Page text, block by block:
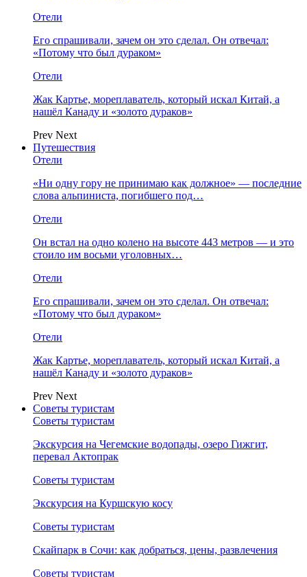
Отели
Его спрашивали, зачем он это сделал. Он отвечал:
«Потому что был дураком»
Отели
Жак Картье, мореплаватель, который искал Китай, а
нашёл Канаду и «золото дураков»
Prev Next
Путешествия
Отели
«Ни одну гору не принимаю как должное» — последние
слова альпиниста, погибшего под…
Отели
Он встал на одно колено на высоте 443 метров — и это
стоило им восьми уголовных…
Отели
Его спрашивали, зачем он это сделал. Он отвечал:
«Потому что был дураком»
Отели
Жак Картье, мореплаватель, который искал Китай, а
нашёл Канаду и «золото дураков»
Prev Next
Советы туристам
Советы туристам
Экскурсия на Чегемские водопады, озеро Гижгит,
перевал Актопрак
Советы туристам
Экскурсия на Куршскую косу
Советы туристам
Скайпарк в Сочи: как добраться, цены, развлечения
Советы туристам